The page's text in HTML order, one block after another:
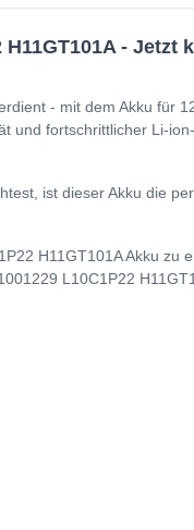
- Jetzt
- mit dem Akku für
und fortschrittlicher Li-
ist dieser Akku die
H11GT101A Akku zu
L10C1P22